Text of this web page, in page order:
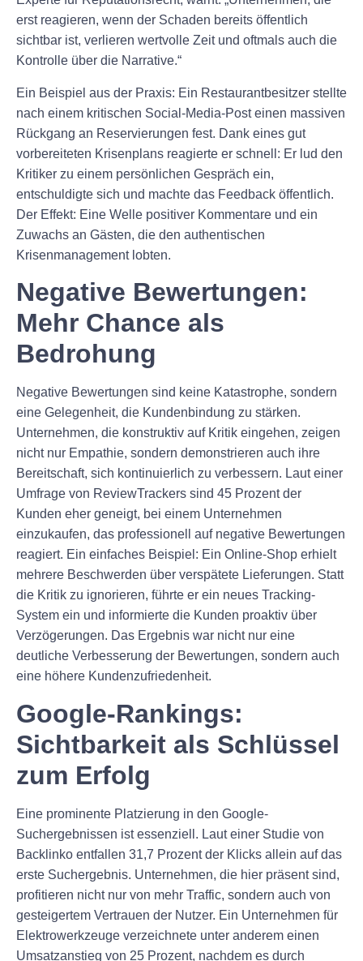
erst reagieren, wenn der Schaden bereits öffentlich
sichtbar ist, verlieren wertvolle Zeit und oftmals auch die
Kontrolle über die Narrative.“
Ein Beispiel aus der Praxis: Ein Restaurantbesitzer stellte
nach einem kritischen Social-Media-Post einen massiven
Rückgang an Reservierungen fest. Dank eines gut
vorbereiteten Krisenplans reagierte er schnell: Er lud den
Kritiker zu einem persönlichen Gespräch ein,
entschuldigte sich und machte das Feedback öffentlich.
Der Effekt: Eine Welle positiver Kommentare und ein
Zuwachs an Gästen, die den authentischen
Krisenmanagement lobten.
Negative Bewertungen:
Mehr Chance als
Bedrohung
Negative Bewertungen sind keine Katastrophe, sondern
eine Gelegenheit, die Kundenbindung zu stärken.
Unternehmen, die konstruktiv auf Kritik eingehen, zeigen
nicht nur Empathie, sondern demonstrieren auch ihre
Bereitschaft, sich kontinuierlich zu verbessern. Laut einer
Umfrage von ReviewTrackers sind 45 Prozent der
Kunden eher geneigt, bei einem Unternehmen
einzukaufen, das professionell auf negative Bewertungen
reagiert. Ein einfaches Beispiel: Ein Online-Shop erhielt
mehrere Beschwerden über verspätete Lieferungen. Statt
die Kritik zu ignorieren, führte er ein neues Tracking-
System ein und informierte die Kunden proaktiv über
Verzögerungen. Das Ergebnis war nicht nur eine
deutliche Verbesserung der Bewertungen, sondern auch
eine höhere Kundenzufriedenheit.
Google-Rankings:
Sichtbarkeit als Schlüssel
zum Erfolg
Eine prominente Platzierung in den Google-
Suchergebnissen ist essenziell. Laut einer Studie von
Backlinko entfallen 31,7 Prozent der Klicks allein auf das
erste Suchergebnis. Unternehmen, die hier präsent sind,
profitieren nicht nur von mehr Traffic, sondern auch von
gesteigertem Vertrauen der Nutzer. Ein Unternehmen für
Elektrowerkzeuge verzeichnete unter anderem einen
Umsatzanstieg von 25 Prozent, nachdem es durch